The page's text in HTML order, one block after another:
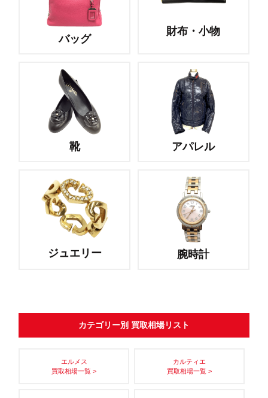
バッグ
財布・小物
靴 アパレル
ジュエリー 腕時計
カテゴリー別 買取相場リスト
エルメス
買取相場一覧 >
カルティエ
買取相場一覧 >